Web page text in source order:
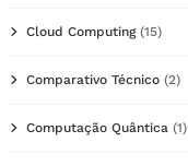
Cloud Computing(15)
Comparativo Técnico (2)
Computação Quântica (1)